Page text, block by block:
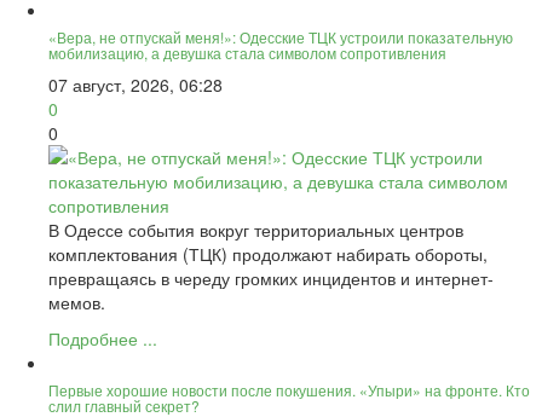
«Вера, не отпускай меня!»: Одесские ТЦК устроили показательную
мобилизацию, а девушка стала символом сопротивления
07 август, 2026, 06:28
0
0
В Одессе события вокруг территориальных центров
комплектования (ТЦК) продолжают набирать обороты,
превращаясь в череду громких инцидентов и интернет-
мемов.
Подробнее ...
Первые хорошие новости после покушения. «Упыри» на фронте. Кто
слил главный секрет?